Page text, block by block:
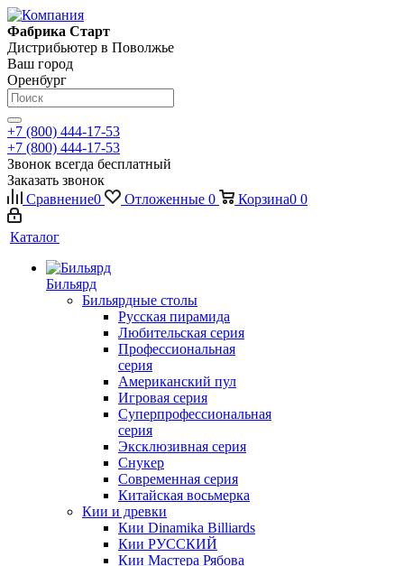
Фабрика Старт
Дистрибьютер в Поволжье
Ваш город
Оренбург
+7 (800) 444-17-53
+7 (800) 444-17-53
Звонок всегда бесплатный
Заказать звонок
Сравнение0 Отложенные 0 Корзина0 0
Каталог
Бильярд
Бильярдные столы
Русская пирамида
Любительская серия
Профессиональная
серия
Американский пул
Игровая серия
Суперпрофессиональная
серия
Эксклюзивная серия
Снукер
Современная серия
Китайская восьмерка
Кии и древки
Кии Dinamika Billiards
Кии РУССКИЙ
Кии Мастера Рябова